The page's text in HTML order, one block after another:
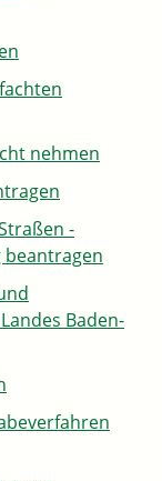
nehmen
-
Baden-